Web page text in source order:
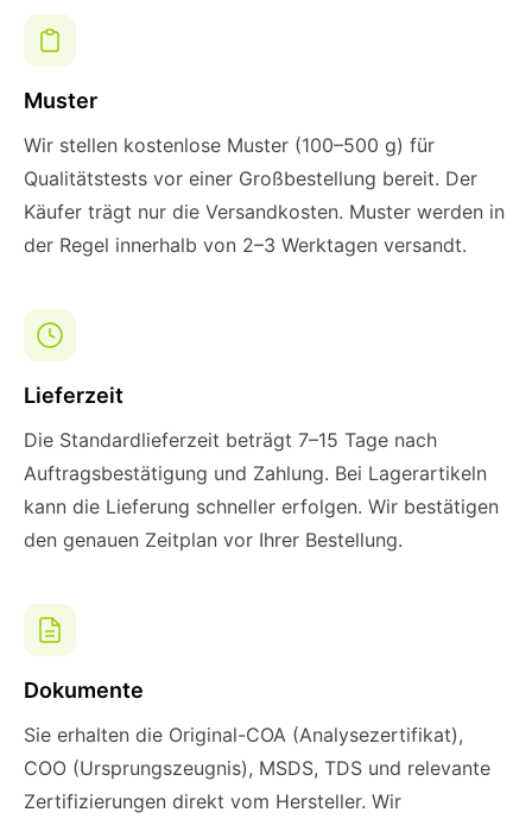
Muster
Wir stellen kostenlose Muster (100–500 g) für
Qualitätstests vor einer Großbestellung bereit. Der
Käufer trägt nur die Versandkosten. Muster werden in
der Regel innerhalb von 2–3 Werktagen versandt.
Lieferzeit
Die Standardlieferzeit beträgt 7–15 Tage nach
Auftragsbestätigung und Zahlung. Bei Lagerartikeln
kann die Lieferung schneller erfolgen. Wir bestätigen
den genauen Zeitplan vor Ihrer Bestellung.
Dokumente
Sie erhalten die Original-COA (Analysezertifikat),
COO (Ursprungszeugnis), MSDS, TDS und relevante
Zertifizierungen direkt vom Hersteller. Wir